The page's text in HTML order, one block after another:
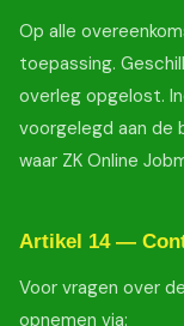
Op alle
toepassing.
overleg opgelost.
voorgelegd aan de
waar ZK Online
Artikel 14 —
Voor vragen over
opnemen via: